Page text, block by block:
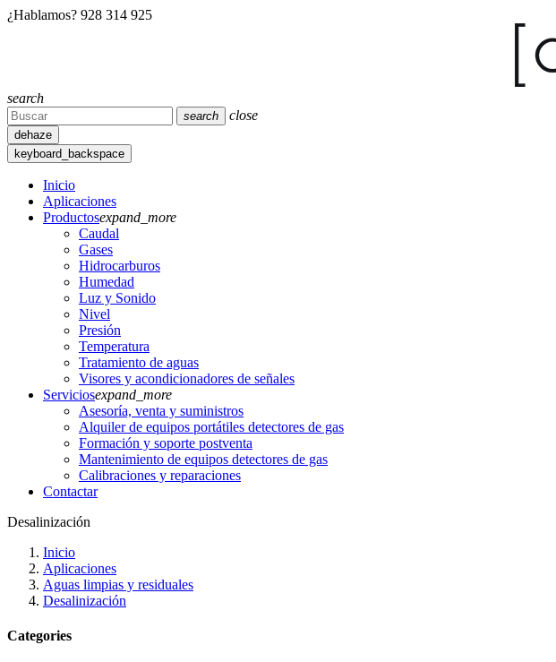
¿Hablamos? 928 314 925
search
search close
dehaze
keyboard_backspace
Inicio
Aplicaciones
Productosexpand_more
Caudal
Gases
Hidrocarburos
Humedad
Luz y Sonido
Nivel
Presión
Temperatura
Tratamiento de aguas
Visores y acondicionadores de señales
Serviciosexpand_more
Asesoría, venta y suministros
Alquiler de equipos portátiles detectores de gas
Formación y soporte postventa
Mantenimiento de equipos detectores de gas
Calibraciones y reparaciones
Contactar
Desalinización
Inicio
Aplicaciones
Aguas limpias y residuales
Desalinización
Categories